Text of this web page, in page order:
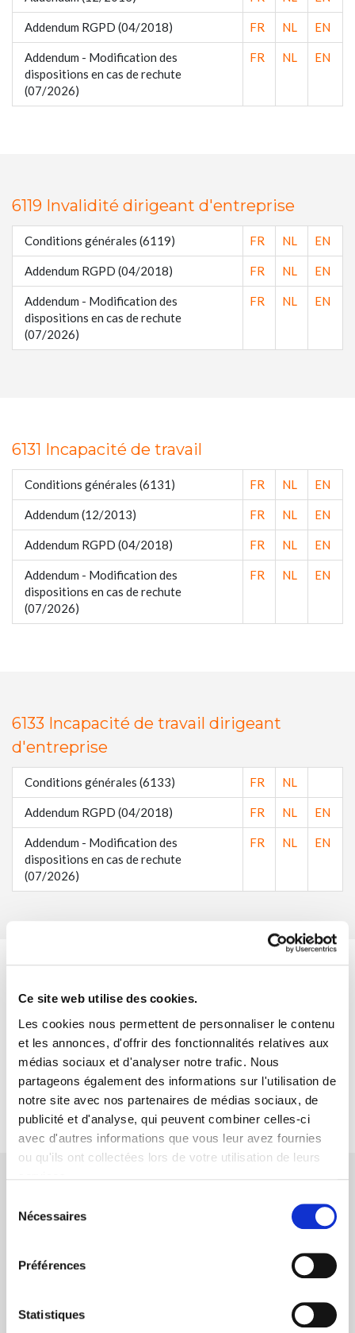
Ce site web utilise des cookies.
Les cookies nous permettent de personnaliser le contenu
et les annonces, d'offrir des fonctionnalités relatives aux
médias sociaux et d'analyser notre trafic. Nous
partageons également des informations sur l'utilisation de
notre site avec nos partenaires de médias sociaux, de
publicité et d'analyse, qui peuvent combiner celles-ci
avec d'autres informations que vous leur avez fournies
ou qu'ils ont collectées lors de votre utilisation de leurs
Nécessaires
Préférences
Statistiques
Addendum RGPD (04/2018) FR NL EN
Addendum - Modification des
dispositions en cas de rechute
(07/2026)
FR NL EN
6119 Invalidité dirigeant d'entreprise
Conditions générales (6119) FR NL EN
Addendum RGPD (04/2018) FR NL EN
Addendum - Modification des
dispositions en cas de rechute
(07/2026)
FR NL EN
6131 Incapacité de travail
Conditions générales (6131) FR NL EN
Addendum (12/2013) FR NL EN
Addendum RGPD (04/2018) FR NL EN
Addendum - Modification des
dispositions en cas de rechute
(07/2026)
FR NL EN
6133 Incapacité de travail dirigeant
d'entreprise
Conditions générales (6133) FR NL
Addendum RGPD (04/2018) FR NL EN
Addendum - Modification des
dispositions en cas de rechute
(07/2026)
FR NL EN
6139 Incapacité de travail
Conditions générales (6139) FR NL EN
Addendum - Modification des
dispositions en cas de rechute
(07/2026)
FR
Conditions générales (6141) NL
dispositions en cas de rechute
(07/2026)